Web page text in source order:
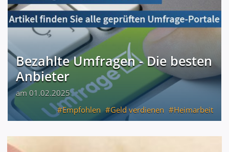
Bezahlte Umfragen - Die besten
Anbieter
am 01.02.2025
Empfohlen
Geld verdienen Heimarbeit